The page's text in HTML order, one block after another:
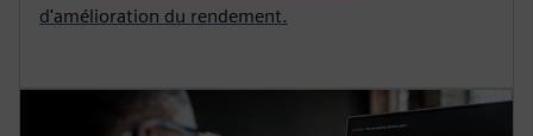
d'amélioration du rendement.